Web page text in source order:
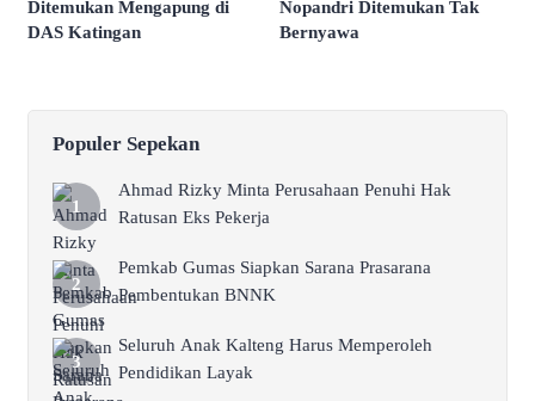
Ditemukan Mengapung di
DAS Katingan
Nopandri Ditemukan Tak
Bernyawa
Populer Sepekan
Ahmad Rizky Minta Perusahaan Penuhi Hak
Ratusan Eks Pekerja
Pemkab Gumas Siapkan Sarana Prasarana
Pembentukan BNNK
Seluruh Anak Kalteng Harus Memperoleh
Pendidikan Layak